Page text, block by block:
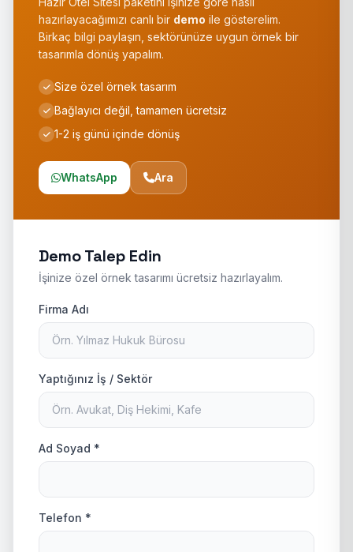
hazırlayacağımızı canlı bir demo ile gösterelim.
Birkaç bilgi paylaşın, sektörünüze uygun örnek bir
tasarımla dönüş yapalım.
Size özel örnek tasarım
Bağlayıcı değil, tamamen ücretsiz
1-2 iş günü içinde dönüş
WhatsApp Ara
Demo Talep Edin
İşinize özel örnek tasarımı ücretsiz hazırlayalım.
Firma Adı
Yaptığınız İş / Sektör
Ad Soyad *
Telefon *